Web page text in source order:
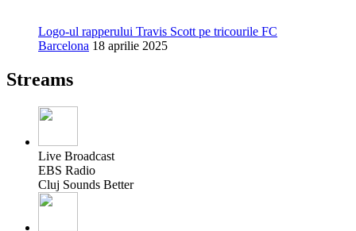
Logo-ul rapperului Travis Scott pe tricourile FC
Barcelona 18 aprilie 2025
Streams
Live Broadcast
EBS Radio
Cluj Sounds Better